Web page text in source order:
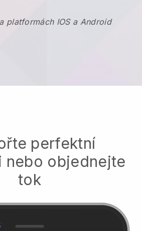
platformách IOS a Android
perfektní
nebo objednejte
tok